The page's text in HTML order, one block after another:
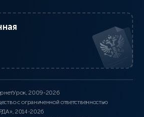
2009-2026
с ограниченной ответственностью
2014-2026